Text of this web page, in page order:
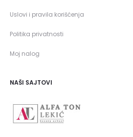
Uslovi i pravila korišćenja
Politika privatnosti
Moj nalog
NAŠI SAJTOVI